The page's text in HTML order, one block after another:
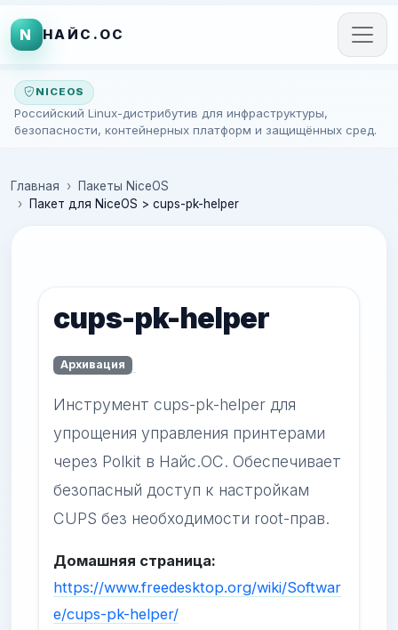
N НАЙС.ОС
NICEOS
Российский Linux-дистрибутив для инфраструктуры,
безопасности, контейнерных платформ и защищённых сред.
Главная
Пакеты NiceOS
Пакет для NiceOS > cups-pk-helper
cups-pk-helper
Архивация
Инструмент cups-pk-helper для
упрощения управления принтерами
через Polkit в Найс.ОС. Обеспечивает
безопасный доступ к настройкам
CUPS без необходимости root-прав.
Домашняя страница:
https://www.freedesktop.org/wiki/Softwar
e/cups-pk-helper/